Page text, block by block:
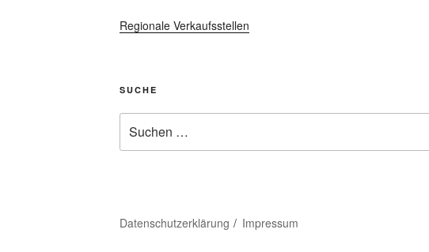
Regionale Verkaufsstellen
SUCHE
nach:
Datenschutzerklärung Impressum